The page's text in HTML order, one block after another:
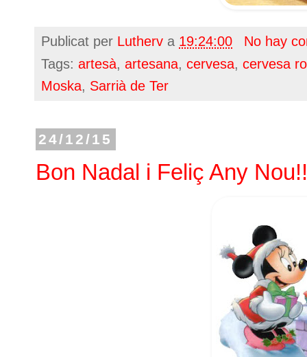
Publicat per Lutherv a 19:24:00
No hay
Tags: artesà, artesana, cervesa, cervesa
Moska, Sarrià de Ter
24/12/15
Bon Nadal i Feliç Any